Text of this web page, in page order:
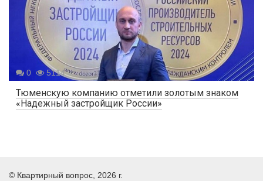
Тюменскую компанию отметили золотым знаком
«Надежный застройщик России»
0 5114
© Квартирный вопрос , 2026 г.